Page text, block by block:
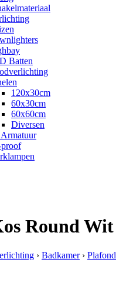
Batten
120x30cm
60x30cm
60x60cm
Diversen
Round Wit
› Badkamer›